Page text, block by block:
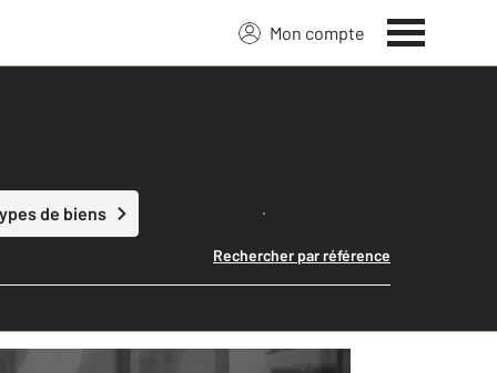
Mon compte
de biens Lancer ma recherche
Rechercher par référence